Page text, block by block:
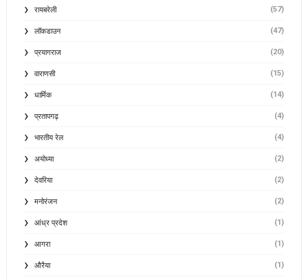
रायबरेली (57)
लॉकडाउन (47)
प्रयागराज (20)
वाराणसी (15)
धार्मिक (14)
प्रतापगढ़ (4)
भारतीय रेल (4)
अयोध्या (2)
देवरिया (2)
मनोरंजन (2)
आंध्र प्रदेश (1)
आगरा (1)
औरैया (1)